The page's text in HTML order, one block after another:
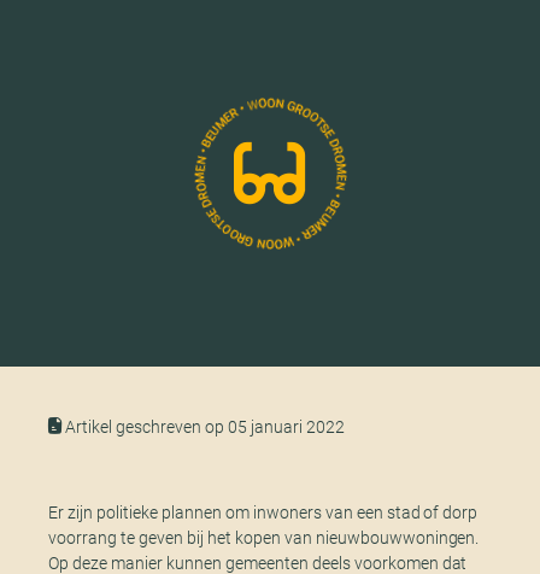
Artikel geschreven op 05 januari 2022
Er zijn politieke plannen om inwoners van een stad of dorp
voorrang te geven bij het kopen van nieuwbouwwoningen.
Op deze manier kunnen gemeenten deels voorkomen dat